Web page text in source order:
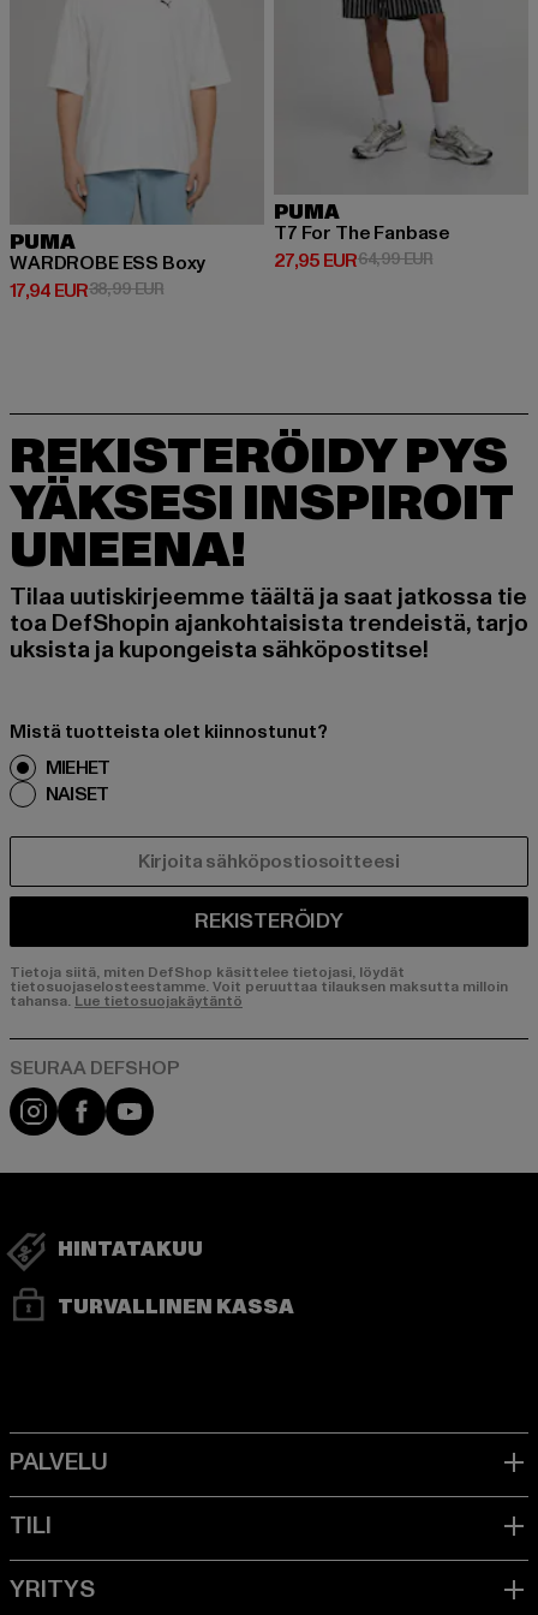
PUMA
WARDROBE ESS Boxy
17,94 EUR
Ajankohtainen hinta: 17,94 EUR
38,99 EURKampanjahinta: 38,99 EUR
PUMA
T7 For The Fanbase
27,95 EUR
Ajankohtainen hinta: 27,95 EUR
64,99 EUR
REKISTERÖIDY PYS
YÄKSESI INSPIROIT
UNEENA!
Tilaa uutiskirjeemme täältä ja saat jatkossa tie
toa DefShopin ajankohtaisista trendeistä, tarjo
uksista ja kupongeista sähköpostitse!
Mistä tuotteista olet kiinnostunut?
MIEHET
NAISET
REKISTERÖIDY
Tietoja siitä, miten DefShop käsittelee tietojasi, löydät
tietosuojaselosteestamme. Voit peruuttaa tilauksen maksutta milloin
tahansa.Lue tietosuojakäytäntö
Visit our Instagram page:
Visit our Facebook page:
Visit our YouTube channel:
HINTATAKUU
TURVALLINEN KASSA